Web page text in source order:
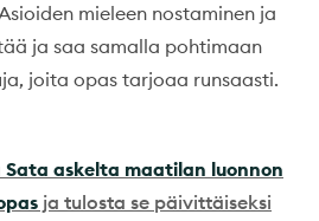
mieleen nostaminen ja
ja saa samalla pohtimaan
joita opas tarjoaa runsaasti.
Sata askelta maatilan luonnon
ja tulosta se päivittäiseksi